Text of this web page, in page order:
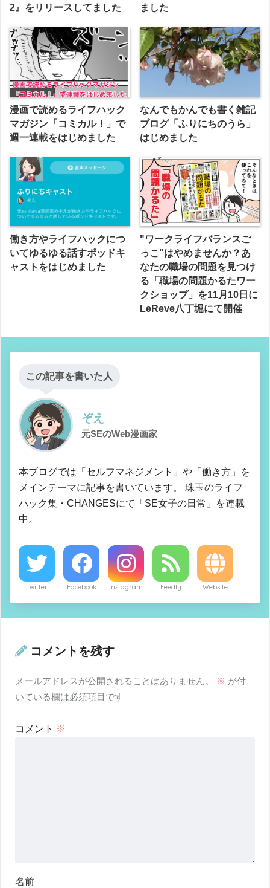
2』をリリースしてました ました
漫画で読めるライフハック
マガジン「コミカル！」で
週一連載をはじめました
なんでもかんでも書く雑記
ブログ「ふりにちのうら」
はじめました
働き方やライフハックにつ
いてゆるゆる話すポッドキ
ャストをはじめました
"ワークライフバランスご
っこ"はやめませんか？あ
なたの職場の問題を見つけ
る「職場の問題かるたワー
クショップ」を11月10日に
LeReve八丁堀にて開催
この記事を書いた人
ぞえ
元SEのWeb漫画家
本ブログでは「セルフマネジメント」や「働き方」を
メインテーマに記事を書いています。 珠玉のライフ
ハック集・CHANGESにて「SE女子の日常」を連載
中。
Twitter Facebook Instagram Feedly Website
コメントを残す
メールアドレスが公開されることはありません。 ※ が付
いている欄は必須項目です
コメント ※
名前